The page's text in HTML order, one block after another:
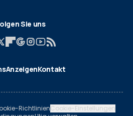
Sie uns
AnzeigenKontakt
RichtlinienCookie-Einstellungen